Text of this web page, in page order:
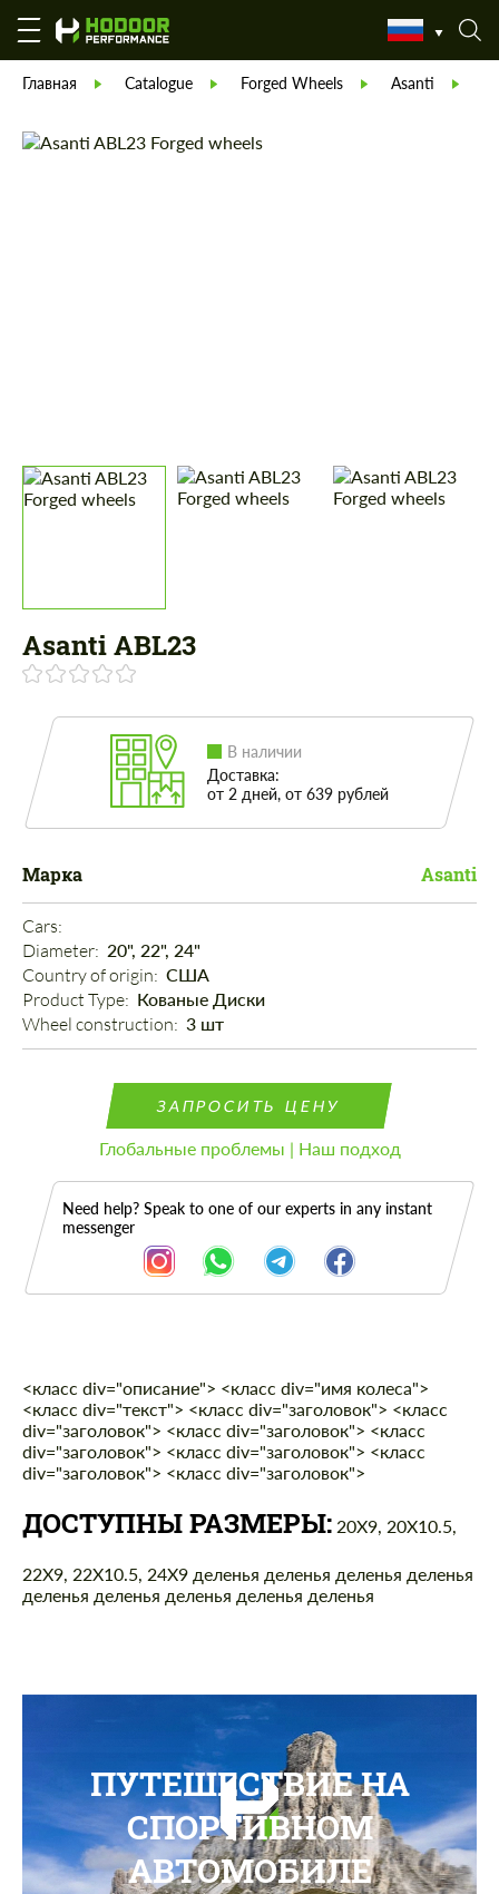
Главная Catalogue Forged Wheels Asanti
Asanti ABL23
В наличии
Доставка:
от 2 дней, от 639 рублей
Марка Asanti
Cars:
Diameter: 20", 22", 24"
Country of origin: США
Product Type: Кованые Диски
Wheel construction: 3 шт
ЗАПРОСИТЬ ЦЕНУ
Глобальные проблемы | Наш подход
Need help? Speak to one of our experts in any instant
messenger
Описание
<класс div="описание"> <класс div="имя колеса">
<класс div="текст"> <класс div="заголовок"> <класс
div="заголовок"> <класс div="заголовок"> <класс
div="заголовок"> <класс div="заголовок"> <класс
div="заголовок"> <класс div="заголовок">
ДОСТУПНЫ РАЗМЕРЫ: 20X9, 20X10.5,
22X9, 22X10.5, 24X9 деленья деленья деленья деленья
деленья деленья деленья деленья деленья
ПУТЕШЕСТВИЕ НА
СПОРТИВНОМ
АВТОМОБИЛЕ